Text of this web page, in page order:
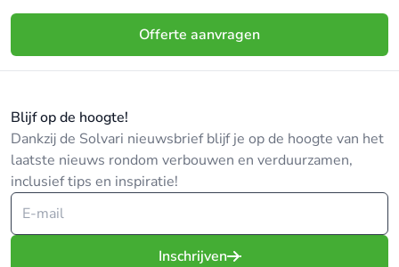
Offerte aanvragen
Blijf op de hoogte!
Dankzij de Solvari nieuwsbrief blijf je op de hoogte van het
laatste nieuws rondom verbouwen en verduurzamen,
inclusief tips en inspiratie!
Inschrijven